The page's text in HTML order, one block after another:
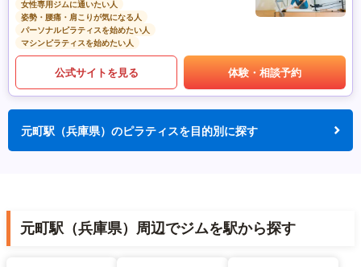
女性専用ジムに通いたい人
姿勢・腰痛・肩こりが気になる人
パーソナルピラティスを始めたい人
マシンピラティスを始めたい人
公式サイトを見る 体験・相談予約
元町駅（兵庫県）のピラティスを目的別に探す
元町駅（兵庫県）周辺でジムを駅から探す